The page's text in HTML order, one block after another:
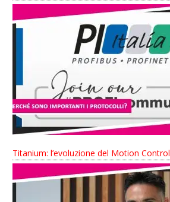
Titanium: l’evoluzione del Motion Control